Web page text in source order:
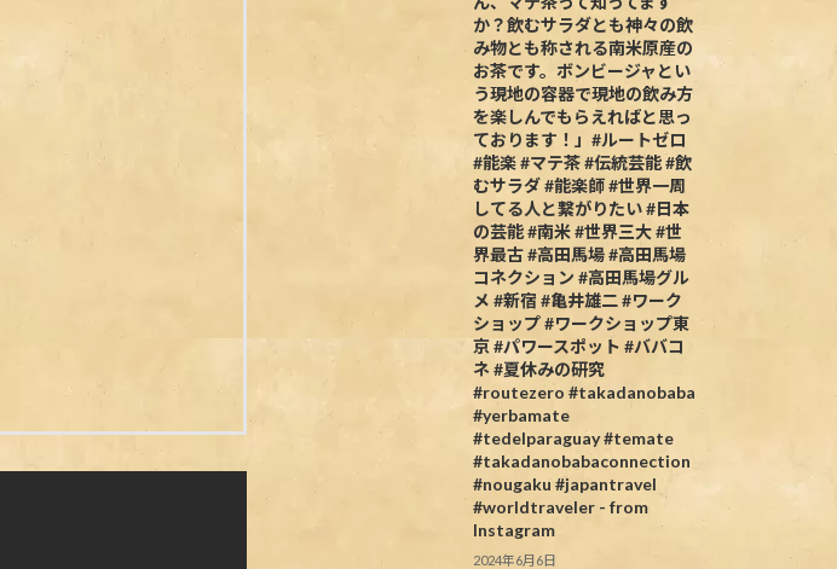
か？飲むサラダとも神々の飲
み物とも称される南米原産の
お茶です。ボンビージャとい
う現地の容器で現地の飲み方
を楽しんでもらえればと思っ
ております！」#ルートゼロ
#能楽 #マテ茶 #伝統芸能 #飲
むサラダ #能楽師 #世界一周
してる人と繋がりたい #日本
の芸能 #南米 #世界三大 #世
界最古 #高田馬場 #高田馬場
コネクション #高田馬場グル
メ #新宿 #亀井雄二 #ワーク
ショップ #ワークショップ東
京 #パワースポット #ババコ
ネ #夏休みの研究
#routezero #takadanobaba
#yerbamate
#tedelparaguay #temate
#takadanobabaconnection
#nougaku #japantravel
#worldtraveler - from
Instagram
2024年6月6日